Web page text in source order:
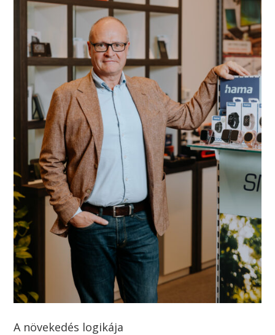
A növekedés logikája